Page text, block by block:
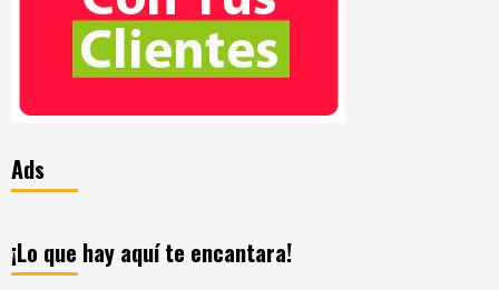
Ads
¡Lo que hay aquí te encantara!